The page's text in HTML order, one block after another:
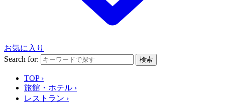
お気に入り
Search for:
検索
TOP ›
旅館・ホテル ›
レストラン ›